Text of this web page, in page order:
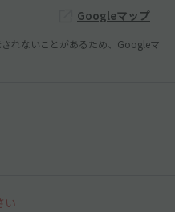
Googleマップ
れないことがあるため、Googleマ
い